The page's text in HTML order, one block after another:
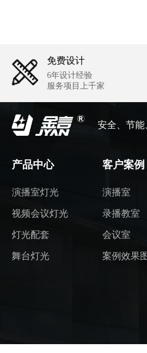
免费设计
6年设计经验
服务项目上千家
安全、节能
产品中心
演播室灯光
视频会议灯光
灯光配套
舞台灯光
客户案例
演播室
录播教室
会议室
案例效果图